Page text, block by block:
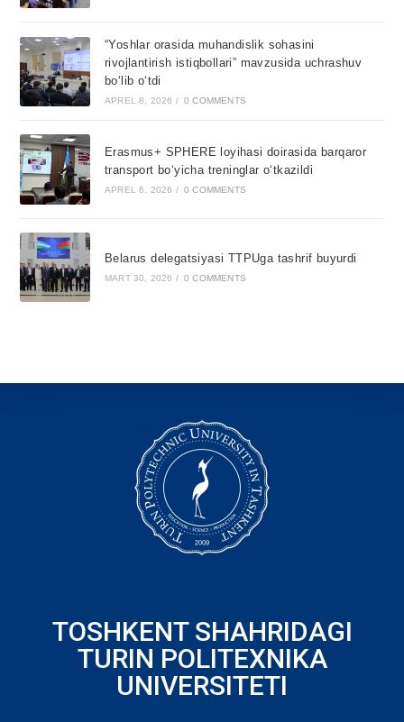
“Yoshlar orasida muhandislik sohasini
rivojlantirish istiqbollari” mavzusida uchrashuv
bo‘lib o‘tdi
APREL 8, 2026 / 0 COMMENTS
Erasmus+ SPHERE loyihasi doirasida barqaror
transport bo‘yicha treninglar o‘tkazildi
APREL 6, 2026 / 0 COMMENTS
Belarus delegatsiyasi TTPUga tashrif buyurdi
MART 30, 2026 / 0 COMMENTS
TOSHKENT SHAHRIDAGI
TURIN POLITEXNIKA
UNIVERSITETI